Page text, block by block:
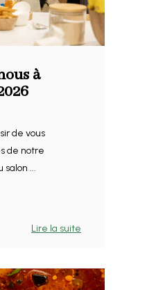
à
de vous
de notre
salon ...
Lire la suite